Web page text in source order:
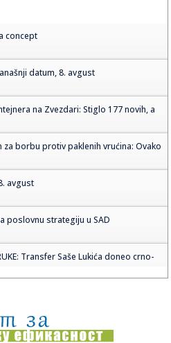
concept
datum, 8. avgust
na Zvezdari: Stiglo 177 novih, a
za borbu protiv paklenih vrućina: Ovako
avgust
poslovnu strategiju u SAD
Transfer Saše Lukića doneo crno-
u Čanju, pa uradile nešto što je